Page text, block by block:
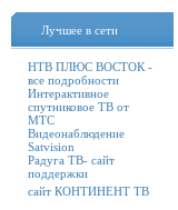
Лучшее в сети
НТВ ПЛЮС ВОСТОК -
все подробности
Интерактивное
спутниковое ТВ от
МТС
Видеонаблюдение
Satvision
Радуга ТВ- сайт
поддержки
сайт КОНТИНЕНТ ТВ